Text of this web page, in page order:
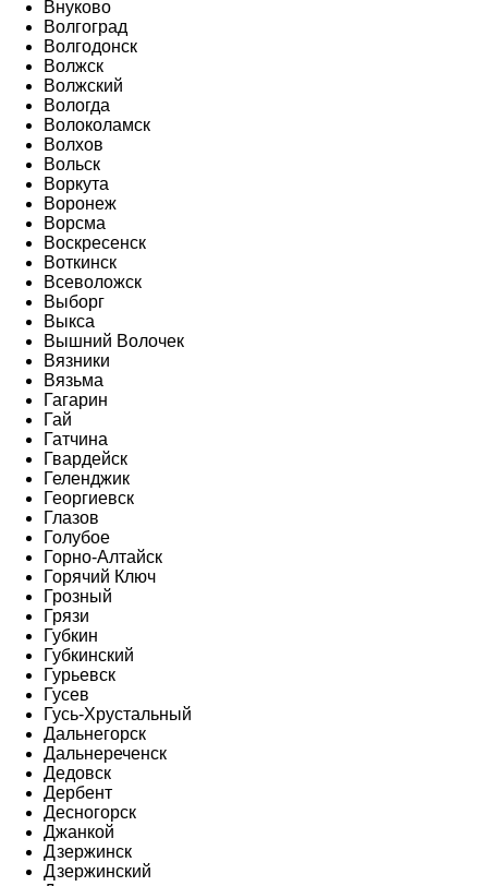
Внуково
Волгоград
Волгодонск
Волжск
Волжский
Вологда
Волоколамск
Волхов
Вольск
Воркута
Воронеж
Ворсма
Воскресенск
Воткинск
Всеволожск
Выборг
Выкса
Вышний Волочек
Вязники
Вязьма
Гагарин
Гай
Гатчина
Гвардейск
Геленджик
Георгиевск
Глазов
Голубое
Горно-Алтайск
Горячий Ключ
Грозный
Грязи
Губкин
Губкинский
Гурьевск
Гусев
Гусь-Хрустальный
Дальнегорск
Дальнереченск
Дедовск
Дербент
Десногорск
Джанкой
Дзержинск
Дзержинский